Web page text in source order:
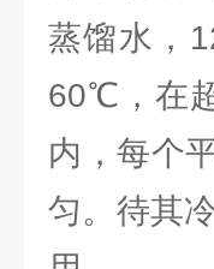
蒸馏水，
60℃，在
内，每个
匀。待其